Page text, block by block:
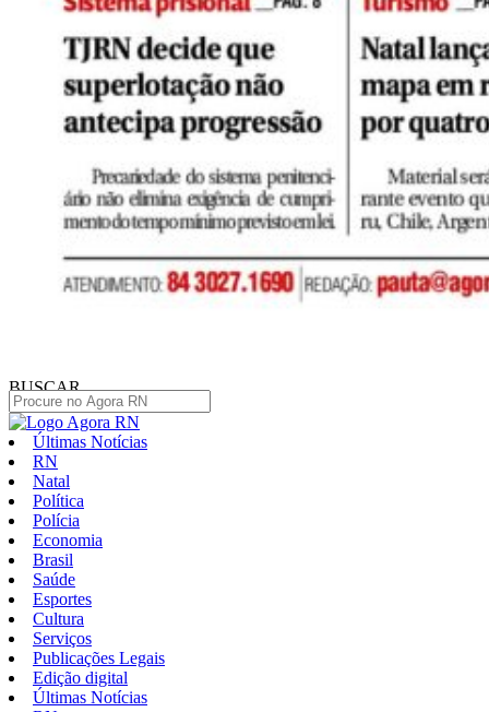
BUSCAR
Últimas Notícias
RN
Natal
Política
Polícia
Economia
Brasil
Saúde
Esportes
Cultura
Serviços
Publicações Legais
Edição digital
Últimas Notícias